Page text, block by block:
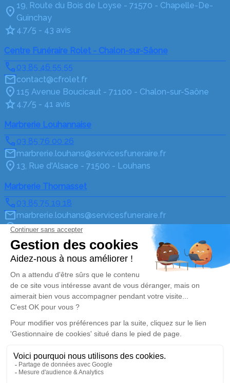
19, Route du Bois de Loyse - 71570 - Chapelle-De-
Guinchay
4.7/5 - 43 avis
Centre Funéraire Rolet - Chalon-sur-Sâone
03 85 46 55 55
contact@cfrolet.fr
115 Avenue Boucicaut - 71100 - Chalon-sur-Saône
4.7/5 - 41 avis
Marbrerie Louhannaise
03 85 76 00 26
marbrerie.louhans@servicesfuneraire.fr
13, Rue d'Alsace - 71500 - Louhans
Marbrerie Thomasset
03 85 75 19 18
marbrerie.louhans@servicesfuneraire.fr
10, Rue du 11 Novembre 1918 - 71500 - Louhans
4.4/5 - 7 avis
Pompes Funèbres Rivière - Matour
03 85 50 46 60
contact@cfrolet.fr
3 Rue des Mensères - 71520 - Matour
5/5 - 3 avis
Pompes Funèbres Rivière - Tramayes
03 85 50 51 46
contact@cfrolet.fr
3 Route des Pierres Blanches - 71520 - Tramayes